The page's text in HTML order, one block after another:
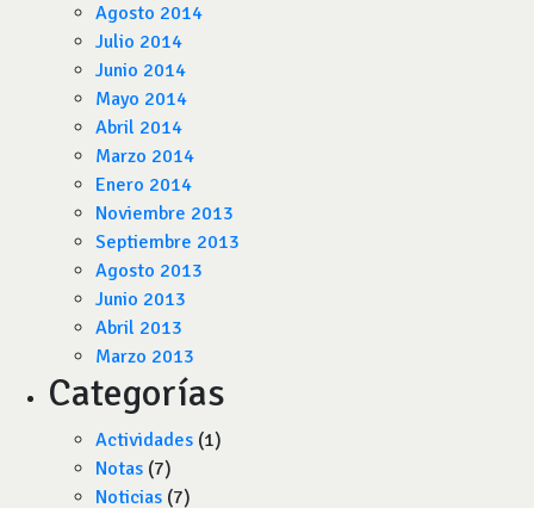
Agosto 2014
Julio 2014
Junio 2014
Mayo 2014
Abril 2014
Marzo 2014
Enero 2014
Noviembre 2013
Septiembre 2013
Agosto 2013
Junio 2013
Abril 2013
Marzo 2013
Categorías
Actividades (1)
Notas (7)
Noticias (7)